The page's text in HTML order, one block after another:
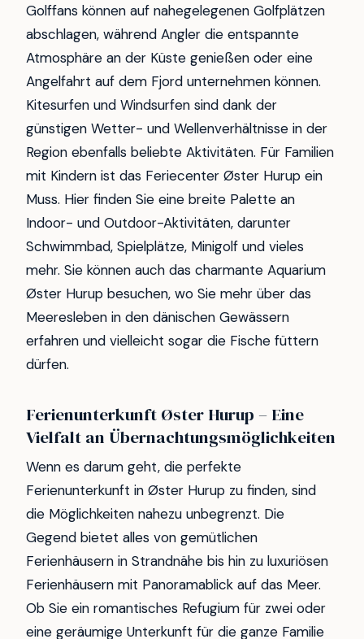
Golffans können auf nahegelegenen Golfplätzen
abschlagen, während Angler die entspannte
Atmosphäre an der Küste genießen oder eine
Angelfahrt auf dem Fjord unternehmen können.
Kitesurfen und Windsurfen sind dank der
günstigen Wetter- und Wellenverhältnisse in der
Region ebenfalls beliebte Aktivitäten. Für Familien
mit Kindern ist das Feriecenter Øster Hurup ein
Muss. Hier finden Sie eine breite Palette an
Indoor- und Outdoor-Aktivitäten, darunter
Schwimmbad, Spielplätze, Minigolf und vieles
mehr. Sie können auch das charmante Aquarium
Øster Hurup besuchen, wo Sie mehr über das
Meeresleben in den dänischen Gewässern
erfahren und vielleicht sogar die Fische füttern
dürfen.
Ferienunterkunft Øster Hurup – Eine
Vielfalt an Übernachtungsmöglichkeiten
Wenn es darum geht, die perfekte
Ferienunterkunft in Øster Hurup zu finden, sind
die Möglichkeiten nahezu unbegrenzt. Die
Gegend bietet alles von gemütlichen
Ferienhäusern in Strandnähe bis hin zu luxuriösen
Ferienhäusern mit Panoramablick auf das Meer.
Ob Sie ein romantisches Refugium für zwei oder
eine geräumige Unterkunft für die ganze Familie